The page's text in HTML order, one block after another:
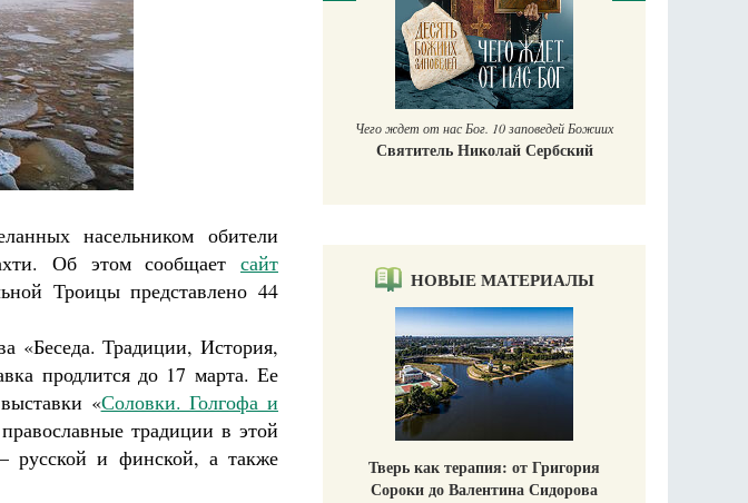
насельником обители
Об этом сообщает сайт
Троицы представлено 44
«Беседа. Традиции, История,
продлится до 17 марта. Ее
«Соловки. Голгофа и
традиции в этой
– русской и финской, а также
Научись у
Чего ждет от нас Бог. 10 заповедей Божиих
Православный мальчик
Екатерина Баканова
НОВЫЕ МАТЕРИАЛЫ
Тверь как терапия: от Григория
Сороки до Валентина Сидорова